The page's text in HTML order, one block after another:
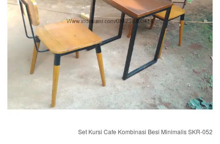
Set Kursi Cafe Kombinasi Besi Minimalis SKR-052